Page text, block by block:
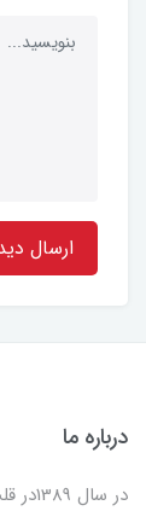
ارسال
درباره ما
در